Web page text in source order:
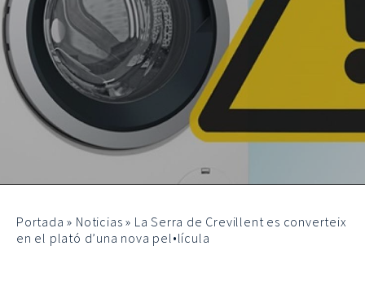
Portada » Noticias » La Serra de Crevillent es converteix
en el plató d’una nova pel•lícula